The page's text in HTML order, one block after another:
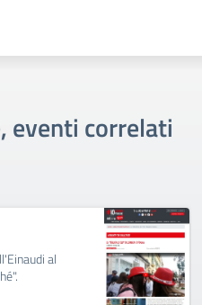
eventi correlati
al